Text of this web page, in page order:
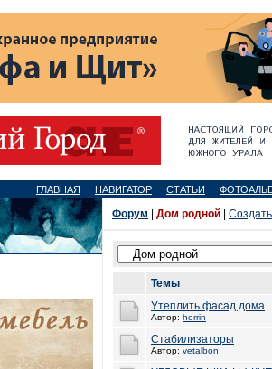
ГЛАВНАЯ НАВИГАТОР СТАТЬИ
Форум Дом родной
Темы
Утеплить фасад дома
Автор: herrin
Стабилизаторы
Автор: vetalbon